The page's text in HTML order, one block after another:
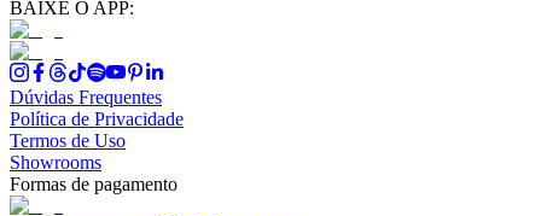
BAIXE O APP:
Dúvidas Frequentes
Política de Privacidade
Termos de Uso
Showrooms
Formas de pagamento